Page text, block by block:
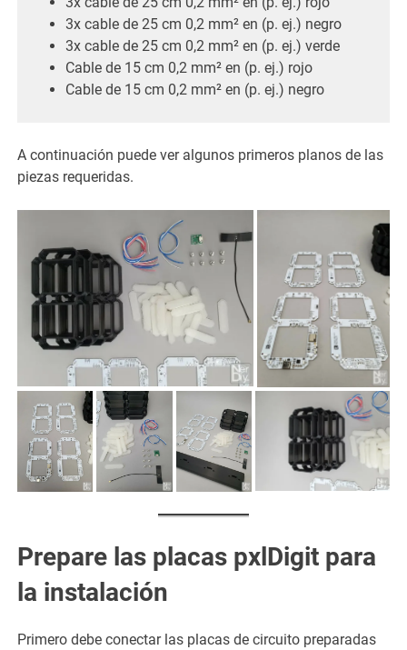
3x cable de 25 cm 0,2 mm² en (p. ej.) negro
3x cable de 25 cm 0,2 mm² en (p. ej.) verde
Cable de 15 cm 0,2 mm² en (p. ej.) rojo
Cable de 15 cm 0,2 mm² en (p. ej.) negro
A continuación puede ver algunos primeros planos de las
piezas requeridas.
Prepare las placas pxlDigit para
la instalación
Primero debe conectar las placas de circuito preparadas